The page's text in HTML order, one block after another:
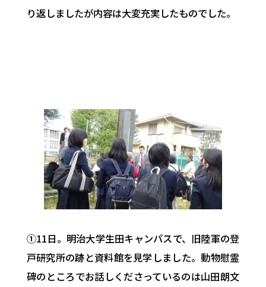
り返しましたが内容は大変充実したものでした。
①11日。明治大学生田キャンパスで、旧陸軍の登
戸研究所の跡と資料館を見学しました。動物慰霊
碑のところでお話しくださっているのは山田朗文